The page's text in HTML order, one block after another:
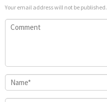
Your email address will not be published.